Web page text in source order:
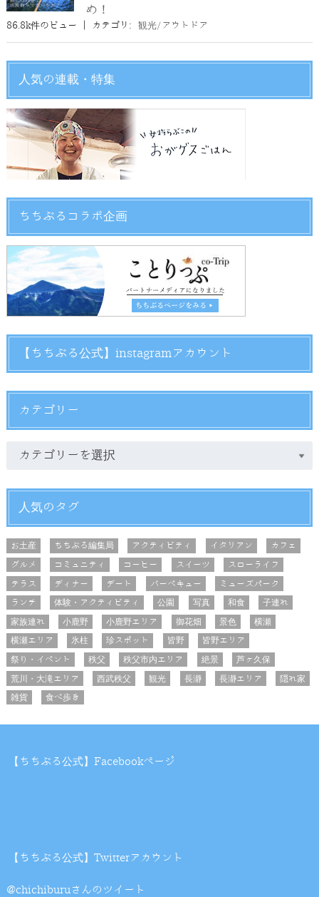
め！
86.8k件のビュー カテゴリ: 観光/アウトドア
人気の連載・特集
ちちぶるコラボ企画
【ちちぶる公式】instagramアカウント
カテゴリー
人気のタグ
お土産 ちちぶる編集局 アクティビティ イタリアン
カフェ
グルメ
コミュニティ コーヒー スイーツ
スローライフ
テラス
ディナー デート バーベキュー
ミューズパーク
ランチ
体験・アクティビティ 公園 写真 和食
子連れ
家族連れ
小鹿野 小鹿野エリア 御花畑 景色
横瀬
横瀬エリア
氷柱 珍スポット 皆野
皆野エリア
祭り・イベント
秩父 秩父市内エリア 絶景
芦ヶ久保
荒川・大滝エリア
西武秩父 観光 長瀞 長瀞エリア
隠れ家
雑貨
食べ歩き
【ちちぶる公式】Facebookページ
【ちちぶる公式】Twitterアカウント
@chichiburuさんのツイート